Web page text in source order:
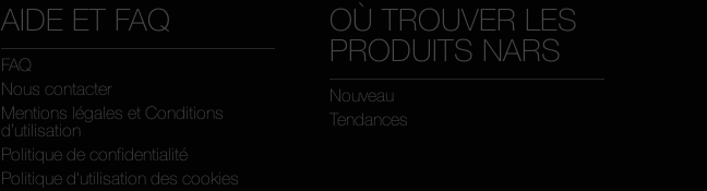
AIDE ET FAQ
FAQ
Nous contacter
Mentions légales et Conditions
d’utilisation
Politique de confidentialité
Politique d'utilisation des cookies
OÙ TROUVER LES
PRODUITS NARS
Nouveau
Tendances